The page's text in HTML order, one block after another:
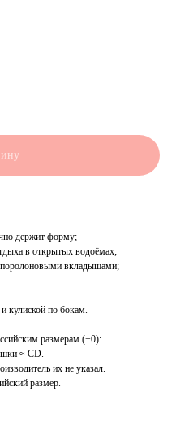
держит форму;
в открытых водоёмах;
поролоновыми вкладышами;
кулиской по бокам.
размерам (+0):
≈ CD.
их не указал.
размер.